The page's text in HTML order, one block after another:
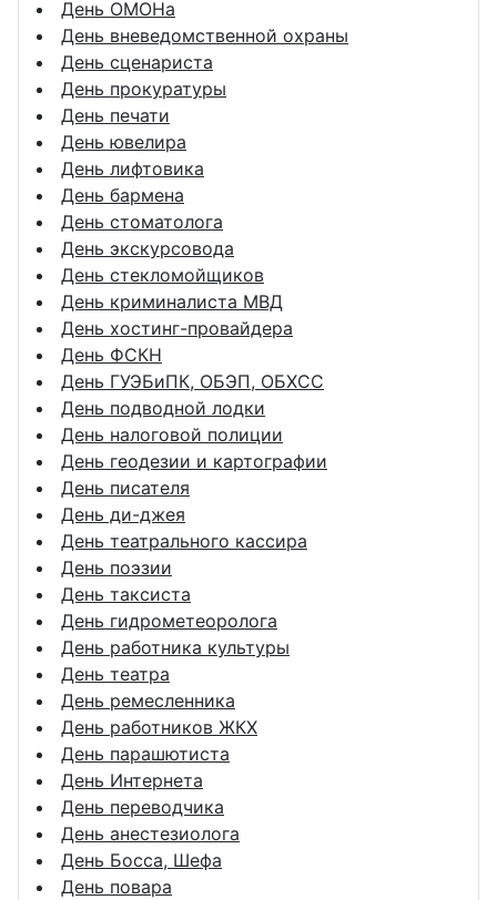
День ОМОНа
День вневедомственной охраны
День сценариста
День прокуратуры
День печати
День ювелира
День лифтовика
День бармена
День стоматолога
День экскурсовода
День стекломойщиков
День криминалиста МВД
День хостинг-провайдера
День ФСКН
День ГУЭБиПК, ОБЭП, ОБХСС
День подводной лодки
День налоговой полиции
День геодезии и картографии
День писателя
День ди-джея
День театрального кассира
День поэзии
День таксиста
День гидрометеоролога
День работника культуры
День театра
День ремесленника
День работников ЖКХ
День парашютиста
День Интернета
День переводчика
День анестезиолога
День Босса, Шефа
День повара